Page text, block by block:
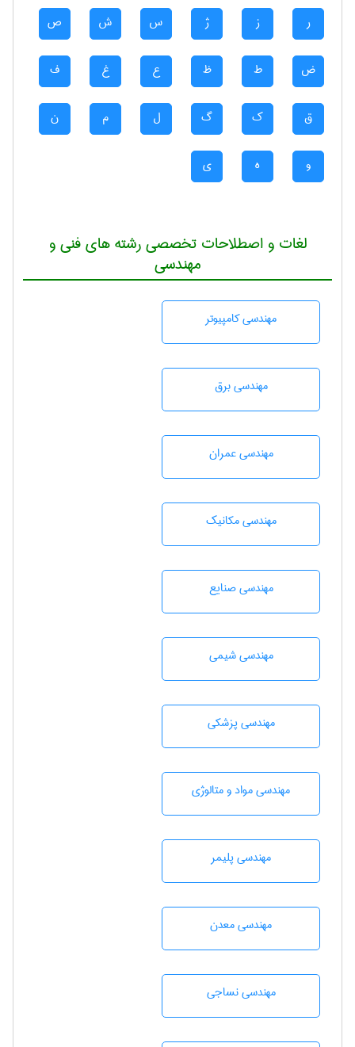
ر ز ژ س ش ص
ض ط ظ ع غ ف
ق ک گ ل م ن
و ه ی
لغات و اصطلاحات تخصصی رشته های فنی و
مهندسی
مهندسی كامپيوتر
مهندسی برق
مهندسی عمران
مهندسی مکانیک
مهندسی صنايع
مهندسي شيمی
مهندسی پزشکی
مهندسی مواد و متالوژی
مهندسی پليمر
مهندسی معدن
مهندسي نساجی